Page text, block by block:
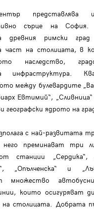
представлява
сърце на София.
древния римски
част на столицата, в
наследство,
инфраструктура.
между булевардите
Евтимий“,
географски ядрото на
с най-развитата
преминават три
станции „Сердика“,
„Опълченска“ и
множество
които осигуряват
на столицата. Добрата